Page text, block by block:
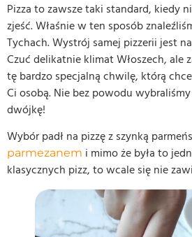
Pizza to zawsze taki standard, kiedy
zjeść. Właśnie w ten sposób
Tychach. Wystrój samej pizzerii jest
Czuć delikatnie klimat Włoszech, ale
tę bardzo specjalną chwilę, którą
Ci osobą. Nie bez powodu
dwójkę!
Wybór padł na pizzę z szynką
parmezanem i mimo że była to
klasycznych pizz, to wcale się nie